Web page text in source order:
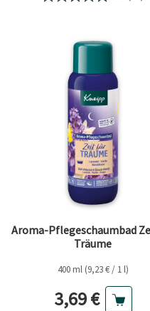
Aroma-Pflegeschaumbad
Träume
400 ml (9,23 € / 1 l)
Aktueller
3,69 €